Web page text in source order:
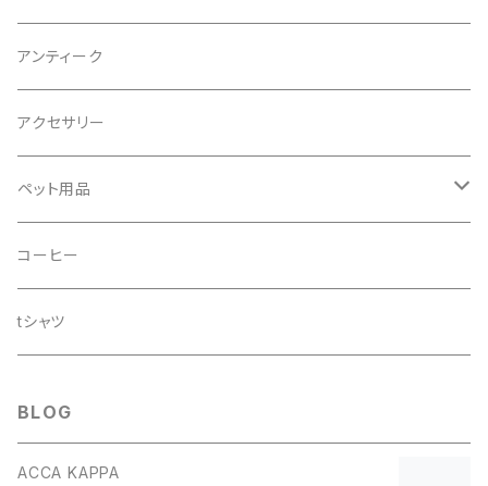
オーガニック
アンティーク
アクセサリー
ペット用品
ドッグシャンプー
コーヒー
tシャツ
BLOG
ACCA KAPPA